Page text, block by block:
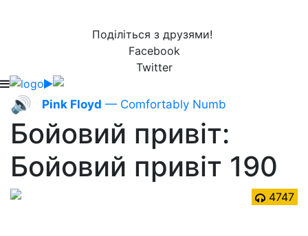
Поділіться з друзями!
Facebook
Twitter
🔊 Pink Floyd — Comfortably Numb
Бойовий привіт:
Бойовий привіт 190
4747